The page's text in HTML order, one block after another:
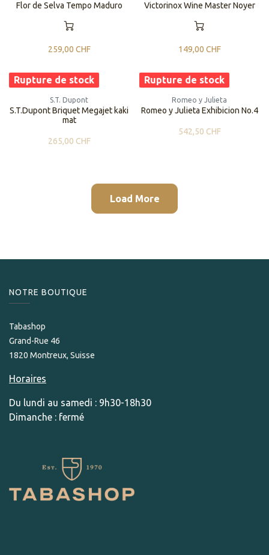
Flor de Selva Tempo Maduro
259,00 CHF
Victorinox Wine Master Noyer
149,00 CHF
Rupture de stock
S.T. Dupont
S.T.Dupont Briquet Megajet kaki
mat
265,00 CHF
Rupture de stock
Romeo y Julieta
Romeo y Julieta Exhibicion No.4
542,50 CHF
Load More
NOTRE BOUTIQUE
Tabashop
Grand-Rue 46
1820 Montreux, Suisse
Horaires
Du lundi au samedi : 9h30-18h30
Dimanche : fermé